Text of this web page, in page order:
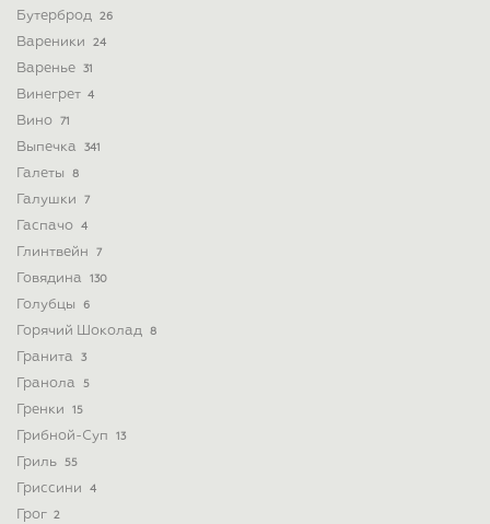
Бутерброд 26
Вареники 24
Варенье 31
Винегрет 4
Вино 71
Выпечка 341
Галеты 8
Галушки 7
Гаспачо 4
Глинтвейн 7
Говядина 130
Голубцы 6
Горячий Шоколад 8
Гранита 3
Гранола 5
Гренки 15
Грибной-Суп 13
Гриль 55
Гриссини 4
Грог 2